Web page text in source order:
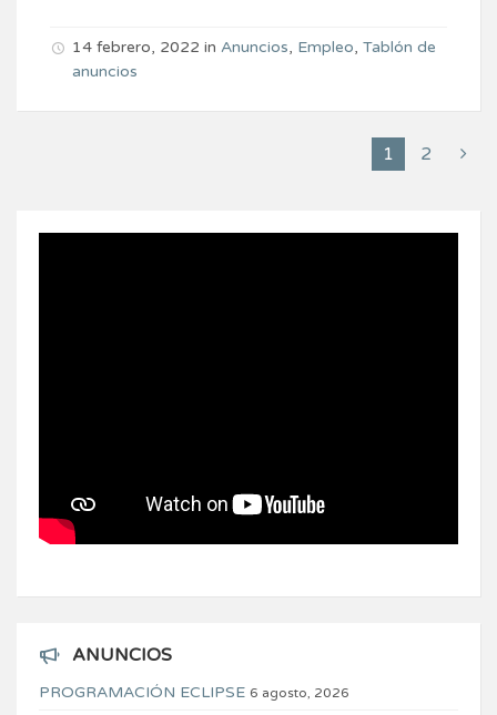
14 febrero, 2022 in Anuncios, Empleo, Tablón de
anuncios
1 2
ANUNCIOS
PROGRAMACIÓN ECLIPSE 6 agosto, 2026